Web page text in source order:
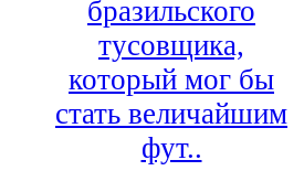
бразильского
тусовщика,
который мог бы
стать величайшим
фут..